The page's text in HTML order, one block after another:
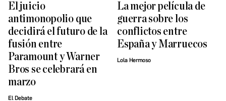
El juicio
antimonopolio que
decidirá el futuro de la
fusión entre
Paramount y Warner
Bros se celebrará en
marzo
El Debate
La mejor película de
guerra sobre los
conflictos entre
España y Marruecos
Lola Hermoso